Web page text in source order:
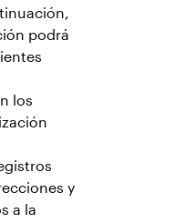
podrá
los
y
a la